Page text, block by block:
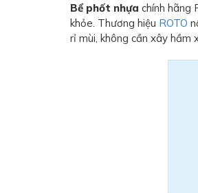
Bể phốt nhựa chính hãng
khỏe. Thương hiệu ROTO
rỉ mùi, không cần xây